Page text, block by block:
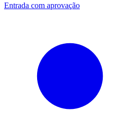
Entrada com aprovação